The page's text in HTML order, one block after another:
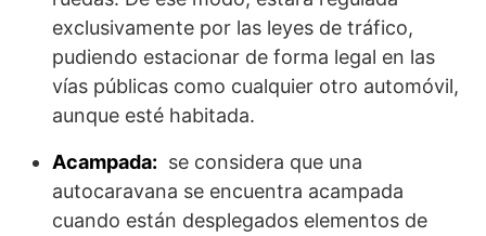
exclusivamente por las leyes de tráfico,
pudiendo estacionar de forma legal en las
vías públicas como cualquier otro automóvil,
aunque esté habitada.
Acampada: se considera que una
autocaravana se encuentra acampada
cuando están desplegados elementos de